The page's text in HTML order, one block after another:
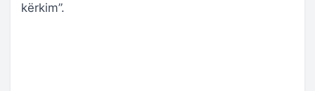
kërkim”.